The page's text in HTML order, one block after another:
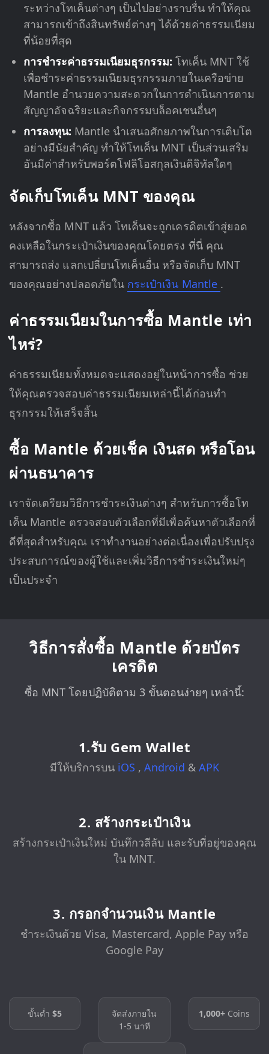
ระหว่างโทเค็นต่างๆ เป็นไปอย่างราบรื่น ทำให้คุณ
สามารถเข้าถึงสินทรัพย์ต่างๆ ได้ด้วยค่าธรรมเนียม
ที่น้อยที่สุด
การชำระค่าธรรมเนียมธุรกรรม: โทเค็น MNT ใช้
เพื่อชำระค่าธรรมเนียมธุรกรรมภายในเครือข่าย
Mantle อำนวยความสะดวกในการดำเนินการตาม
สัญญาอัจฉริยะและกิจกรรมบล็อคเชนอื่นๆ
การลงทุน: Mantle นำเสนอศักยภาพในการเติบโต
อย่างมีนัยสำคัญ ทำให้โทเค็น MNT เป็นส่วนเสริม
อันมีค่าสำหรับพอร์ตโฟลิโอสกุลเงินดิจิทัลใดๆ
จัดเก็บโทเค็น MNT ของคุณ
หลังจากซื้อ MNT แล้ว โทเค็นจะถูกเครดิตเข้าสู่ยอด
คงเหลือในกระเป๋าเงินของคุณโดยตรง ที่นี่ คุณ
สามารถส่ง แลกเปลี่ยนโทเค็นอื่น หรือจัดเก็บ MNT
ของคุณอย่างปลอดภัยใน กระเป๋าเงิน Mantle .
ค่าธรรมเนียมในการซื้อ Mantle เท่า
ไหร่?
ค่าธรรมเนียมทั้งหมดจะแสดงอยู่ในหน้าการซื้อ ช่วย
ให้คุณตรวจสอบค่าธรรมเนียมเหล่านี้ได้ก่อนทำ
ธุรกรรมให้เสร็จสิ้น
ซื้อ Mantle ด้วยเช็ค เงินสด หรือโอน
ผ่านธนาคาร
เราจัดเตรียมวิธีการชำระเงินต่างๆ สำหรับการซื้อโท
เค็น Mantle ตรวจสอบตัวเลือกที่มีเพื่อค้นหาตัวเลือกที่
ดีที่สุดสำหรับคุณ เราทำงานอย่างต่อเนื่องเพื่อปรับปรุง
ประสบการณ์ของผู้ใช้และเพิ่มวิธีการชำระเงินใหม่ๆ
เป็นประจำ
วิธีการสั่งซื้อ Mantle ด้วยบัตร
เครดิต
ซื้อ MNT โดยปฏิบัติตาม 3 ขั้นตอนง่ายๆ เหล่านี้:
1.รับ Gem Wallet
มีให้บริการบน iOS , Android & APK
2. สร้างกระเป๋าเงิน
สร้างกระเป๋าเงินใหม่ บันทึกวลีลับ และรับที่อยู่ของคุณ
ใน MNT.
3. กรอกจำนวนเงิน Mantle
ชำระเงินด้วย Visa, Mastercard, Apple Pay หรือ
Google Pay
ขั้นต่ำ$5
จัดส่งภายใน
1-5 นาที
1,000+Coins